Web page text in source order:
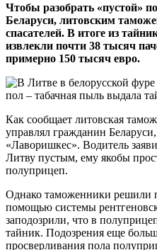
Чтобы разобрать «пустой»
Беларуси, литовским
спасателей. В итоге из
извлекли почти 38 тысяч
примерно 150 тысяч евро.
Как сообщает литовская
управлял гражданин
«Лаворишкес». Водитель
Литву пустым, ему якобы
полуприцеп.
Однако таможенники решили
помощью системы
заподозрили, что в
тайник. Подозрения еще
просверливания пола